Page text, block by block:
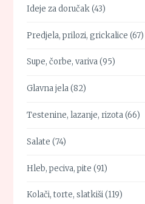
Ideje za doručak(43)
Predjela, prilozi, grickalice (67)
Supe, čorbe, variva(95)
Glavna jela(82)
Testenine, lazanje, rizota(66)
Salate (74)
Hleb, peciva, pite (91)
Kolači, torte, slatkiši(119)